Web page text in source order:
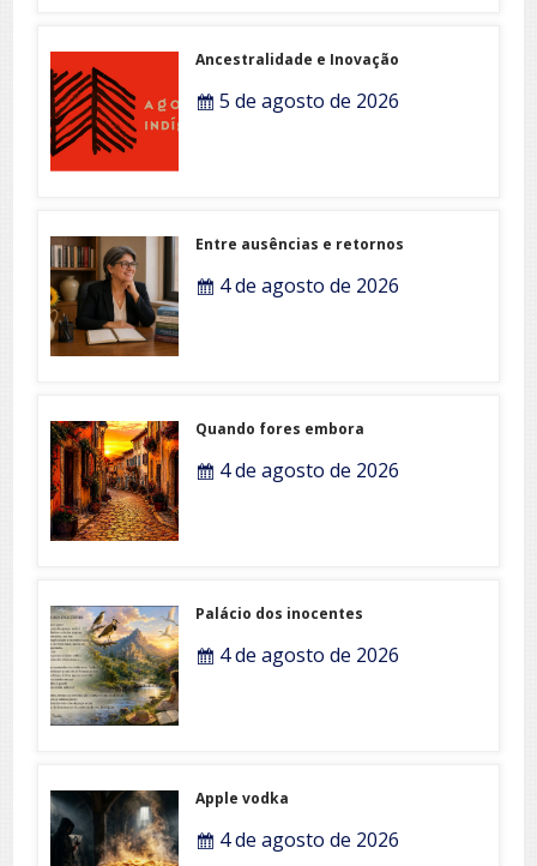
Ancestralidade e Inovação
5 de agosto de 2026
Entre ausências e retornos
4 de agosto de 2026
Quando fores embora
4 de agosto de 2026
Palácio dos inocentes
4 de agosto de 2026
Apple vodka
4 de agosto de 2026